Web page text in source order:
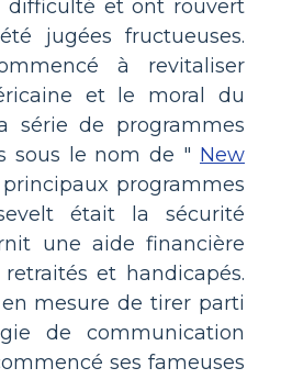
difficulté et ont rouvert
jugées fructueuses.
à revitaliser
et le moral du
série de programmes
sous le nom de " New
programmes
était la sécurité
une aide financière
et handicapés.
mesure de tirer parti
de communication
ses fameuses